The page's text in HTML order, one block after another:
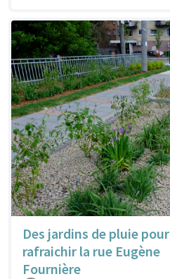
Des jardins de pluie pour
rafraichir la rue Eugène
Fournière